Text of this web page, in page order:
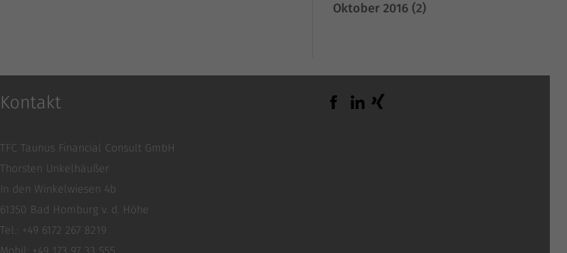
Oktober 2016 (2)
Kontakt
TFC Taunus Financial Consult GmbH
Thorsten Unkelhäußer
In den Winkelwiesen 4b
61350 Bad Homburg v. d. Höhe
Tel.: +49 6172 267 8219
Datenschutzerklärung Impressum